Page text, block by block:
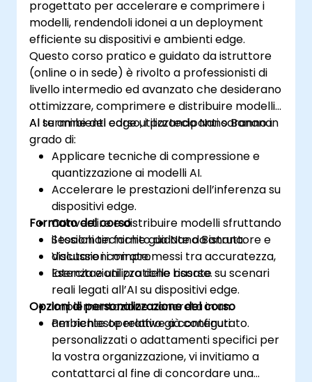
progettato per accelerare e comprimere i
modelli, rendendoli idonei a un deployment
efficiente su dispositivi e ambienti edge.
Questo corso pratico e guidato da istruttore
(online o in sede) è rivolto a professionisti di
livello intermedio ed avanzato che desiderano
ottimizzare, comprimere e distribuire modelli
AI su ambienti edge utilizzando Nano Banana.
Al termine del corso, i partecipanti saranno in
grado di:
Applicare tecniche di compressione e
quantizzazione ai modelli AI.
Accelerare le prestazioni dell’inferenza su
dispositivi edge.
Convertire e distribuire modelli sfruttando
il toolchain fornito da Nano Banana.
Valutare i compromessi tra accuratezza,
latenza e utilizzo delle risorse.
Formato del corso
Sessioni tecniche guidate da istruttore e
discussioni mirate.
Esercitazioni pratiche basate su scenari
reali legati all’AI su dispositivi edge.
Implementazione concreta in un
ambiente operativo già configurato.
Opzioni di personalizzazione del corso
Per richieste relative a contenuti
personalizzati o adattamenti specifici per
la vostra organizzazione, vi invitiamo a
contattarci al fine di concordare una